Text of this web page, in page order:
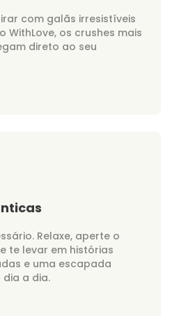
com galãs irresistíveis
WithLove, os crushes mais
direto ao seu
Relaxe, aperte o
te levar em histórias
e uma escapada
a dia.